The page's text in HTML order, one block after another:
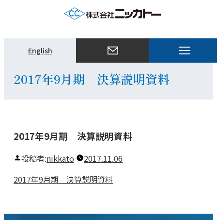
English
ュ
ー
2017年9月期 決算説明資料
2017年9月期 決算説明資料
投稿者:nikkato
2017.11.06
2017年9月期 決算説明資料